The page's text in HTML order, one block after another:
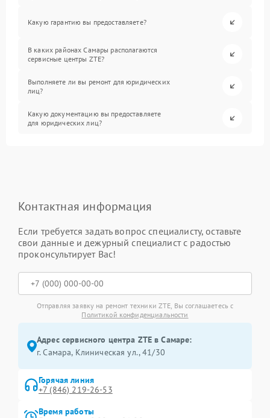
Какую гарантию вы предоставляете?
В каких районах Самары располагаются
сервисные центры ZTE?
Выполняете ли вы ремонт для юридических
лиц?
Какую документацию вы предоставляете
для юридических лиц?
Контактная информация
Если требуется задать вопрос специалисту, оставьте
свои данные и дежурный специалист с радостью
проконсультирует Вас!
Отправляя заявку на ремонт техники ZTE, Вы соглашаетесь с
Политикой конфиденциальности
Адрес сервисного центра ZTE в Самаре:
г. Самара, Клиническая ул., 41/30
Горячая линия
+7 (846) 219-26-53
Время работы